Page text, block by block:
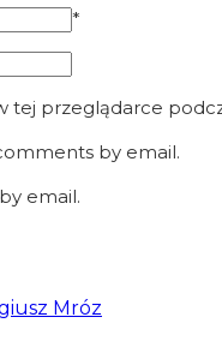
*
tej przeglądarce
by email.
email.
Mróz